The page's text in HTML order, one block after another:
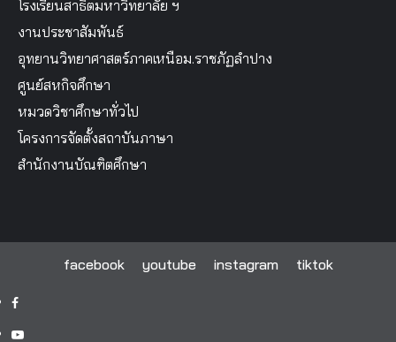
โรงเรียนสาธิตมหาวิทยาลัย ฯ
งานประชาสัมพันธ์
อุทยานวิทยาศาสตร์ภาคเหนือม.ราชภัฏลำปาง
ศูนย์สหกิจศึกษา
หมวดวิชาศึกษาทั่วไป
โครงการจัดตั้งสถาบันภาษา
สำนักงานบัณฑิตศึกษา
facebook youtube instagram tiktok
facebook
youtube